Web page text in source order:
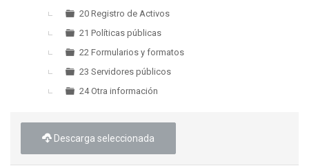
20 Registro de Activos
21 Políticas públicas
22 Formularios y formatos
23 Servidores públicos
24 Otra información
Descarga seleccionada